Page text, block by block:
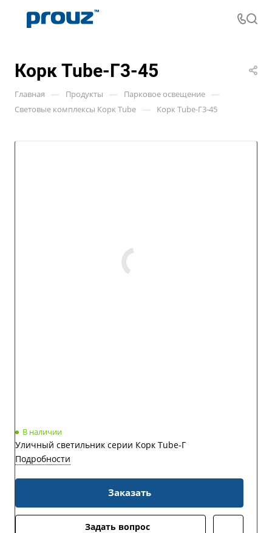
Корк Tube-Г3-45
Главная — Продукты — Парковое освещение —
Световые комплексы Корк Tube — Корк Tube-Г3-45
В наличии
Уличный светильник серии Корк Tube-Г
Подробности
Заказать
Задать вопрос